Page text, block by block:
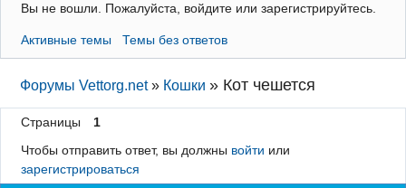
Главная
Пользователи
Правила
Поиск
Регистрация
Вход
Вы не вошли. Пожалуйста, войдите или зарегистрируйтесь.
Активные темы Темы без ответов
Форумы Vettorg.net » Кошки » Кот чешется
Страницы
1
Чтобы отправить ответ, вы должны войти или
зарегистрироваться